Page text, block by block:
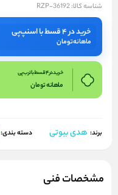
شناسه کالا:RZP-36192
خرید در ۴ قسط با اسنپ‌پی
ماهانهتومان
خرید در 4 قسط با ترب پی
ماهانهتومان
برند: هدی بیوتی دسته بندی:
مشخصات فنی